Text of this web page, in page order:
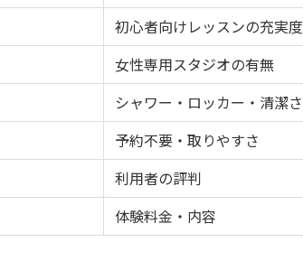
初心者向けレッスンの充実度
女性専用スタジオの有無
シャワー・ロッカー・清潔さ
予約不要・取りやすさ
利用者の評判
体験料金・内容